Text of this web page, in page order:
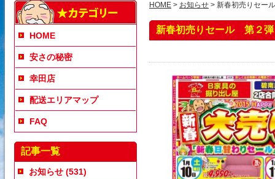
HOME > お知らせ > 新春初売りセー
新春初売りセール 第２弾
HOME
安さの秘密
幸田店
配送エリアマップ
FAQ
記事一覧
お知らせ (531)